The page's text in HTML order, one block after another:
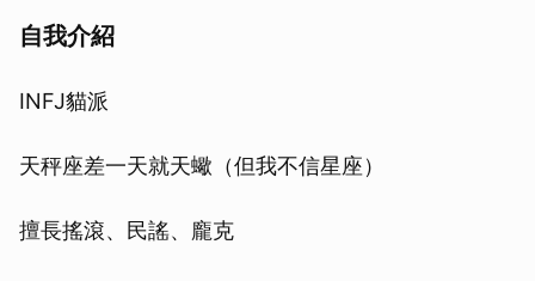
自我介紹
INFJ貓派
天秤座差一天就天蠍（但我不信星座）
擅長搖滾、民謠、龐克